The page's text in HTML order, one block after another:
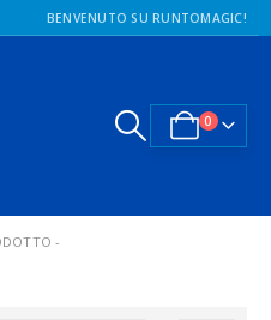
BENVENUTO SU RUNTOMAGIC!
0
-